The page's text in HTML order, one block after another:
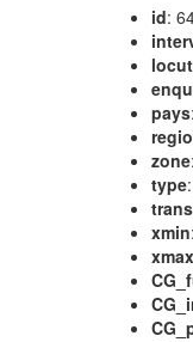
id:
pays
zone
type
xmin
xmax